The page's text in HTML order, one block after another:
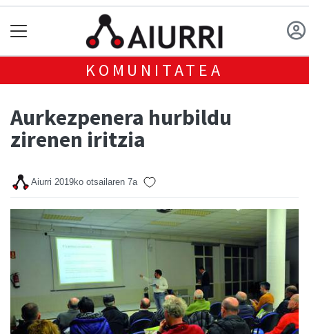
KOMUNITATEA
Aurkezpenera hurbildu
zirenen iritzia
Aiurri 2019ko otsailaren 7a